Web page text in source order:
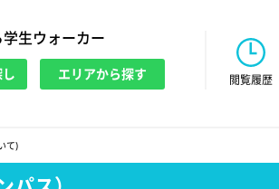
生ウォーカー
エリアから探す 閲覧履歴
て)